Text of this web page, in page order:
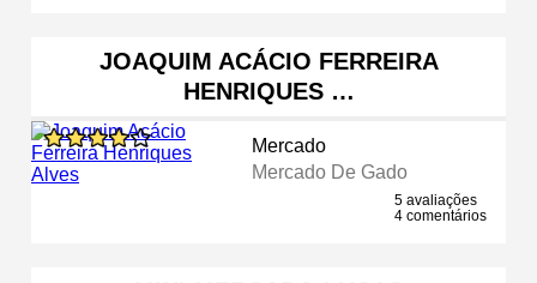
JOAQUIM ACÁCIO FERREIRA
HENRIQUES …
Mercado
Mercado De Gado
5 avaliações
4 comentários